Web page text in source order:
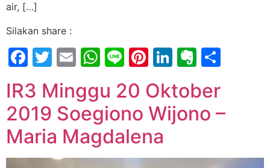
air, […]
Silakan share :
Facebook
Twitter
EmailWhatsApp
LinePinterest
LinkedIn
IR3 Minggu 20 Oktober
2019 Soegiono Wijono –
Maria Magdalena